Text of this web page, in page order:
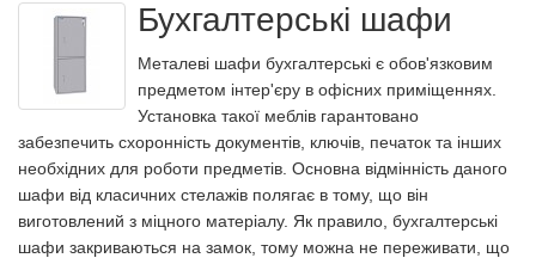
Бухгалтерські шафи
Металеві шафи бухгалтерські є обов'язковим
предметом інтер'єру в офісних приміщеннях.
Установка такої меблів гарантовано
забезпечить схоронність документів, ключів, печаток та інших
необхідних для роботи предметів. Основна відмінність даного
шафи від класичних стелажів полягає в тому, що він
виготовлений з міцного матеріалу. Як правило, бухгалтерські
шафи закриваються на замок, тому можна не переживати, що